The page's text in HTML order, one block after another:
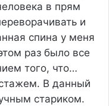
в прям
и
спина у меня
раз было все
того, что…
В данный
стариком.